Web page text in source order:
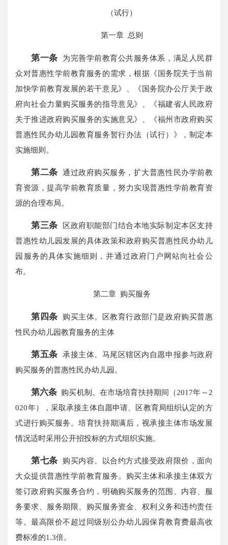
（试行）
第一章 总则
第一条
为完善学前教育公共服务体系，满足人民群
众对普惠性学前教育服务的需求，根据《国务院关于当前
加快学前教育发展的若干意见》、《国务院办公厅关于政
府向社会力量购买服务的指导意见》、《福建省人民政府
关于推进政府购买服务的实施意见》、《福州市政府购买
普惠性民办幼儿园教育服务暂行办法（试行）》，制定本
实施细则。
第二条通过政府购买服务，扩大普惠性民办学前教
育资源，提高学前教育质量，努力实现普惠性学前教育资
源的合理布局。
第三条
区政府职能部门结合本地实际制定本区支持
普惠性幼儿园发展的具体政策和政府购买普惠性民办幼儿
园服务的具体实施细则，并通过政府门户网站向社会公
布。
第二章 购买服务
第四条
购买主体。区教育行政部门是政府购买普惠
性民办幼儿园教育服务的主体
第五条
承接主体。马尾区辖区内自愿申报参与政府
购买服务的普惠性民办幼儿园。
第六条 购买机制。在市场培育扶持期间（2017年～2
020年），采取承接主体自愿申请、区教育局组织认定的方
式进行购买服务。培育扶持期满后，视承接主体市场发展
情况适时采用公开招投标的方式组织实施。
第七条 购买内容。以合约方式接受政府限价，面向
大众提供普惠性学前教育服务。购买主体和承接主体双方
签订政府购买服务合约，明确购买服务的范围、内容、服
务要求、服务期限、购买服务资金、权利义务和违约责任
等。最高限价不超过同级别公办幼儿园保育教育费最高收
费标准的1.3倍。